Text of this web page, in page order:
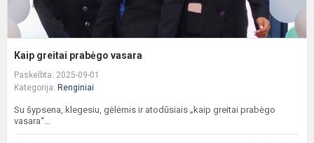
Kaip greitai prabėgo vasara
Paskelbta: 2025-09-01
Kategorija: Renginiai
Su šypsena, klegesiu, gėlėmis ir atodūsiais „kaip greitai prabėgo
vasara“...